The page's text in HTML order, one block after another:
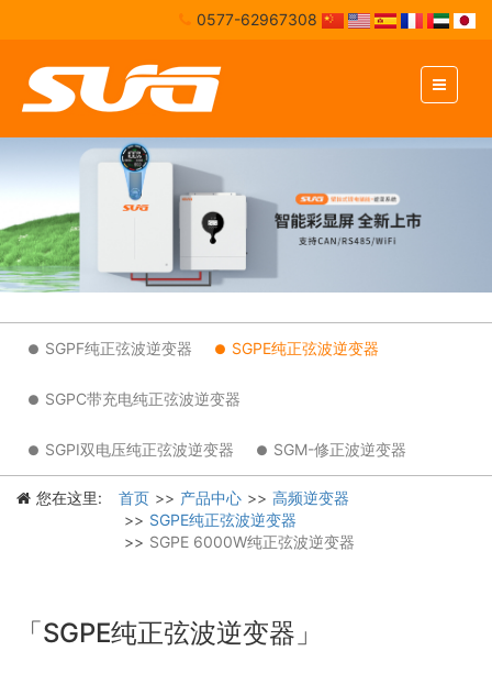
0577-62967308
SGPF纯正弦波逆变器 SGPE纯正弦波逆变器
SGPC带充电纯正弦波逆变器
SGPI双电压纯正弦波逆变器 SGM-修正波逆变器
您在这里: 首页 产品中心
高频逆变器
SGPE纯正弦波逆变器
SGPE 6000W纯正弦波逆变器
「SGPE纯正弦波逆变器」